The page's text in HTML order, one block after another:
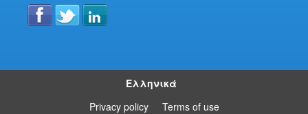
Ελληνικά
Privacy policy
Terms of use